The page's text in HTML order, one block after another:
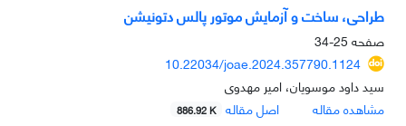
طراحی، ساخت و آزمایش موتور پالس دتونیشن
صفحه 25-34
10.22034/joae.2024.357790.1124
سید داود موسویان، امیر مهدوی
مشاهده مقاله
اصل مقاله 886.92 K